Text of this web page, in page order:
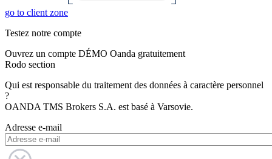
go to client zone
Testez notre compte
Ouvrez un compte DÉMO Oanda gratuitement
Rodo section
Qui est responsable du traitement des données à caractère personnel
?
OANDA TMS Brokers S.A. est basé à Varsovie.
Adresse e-mail